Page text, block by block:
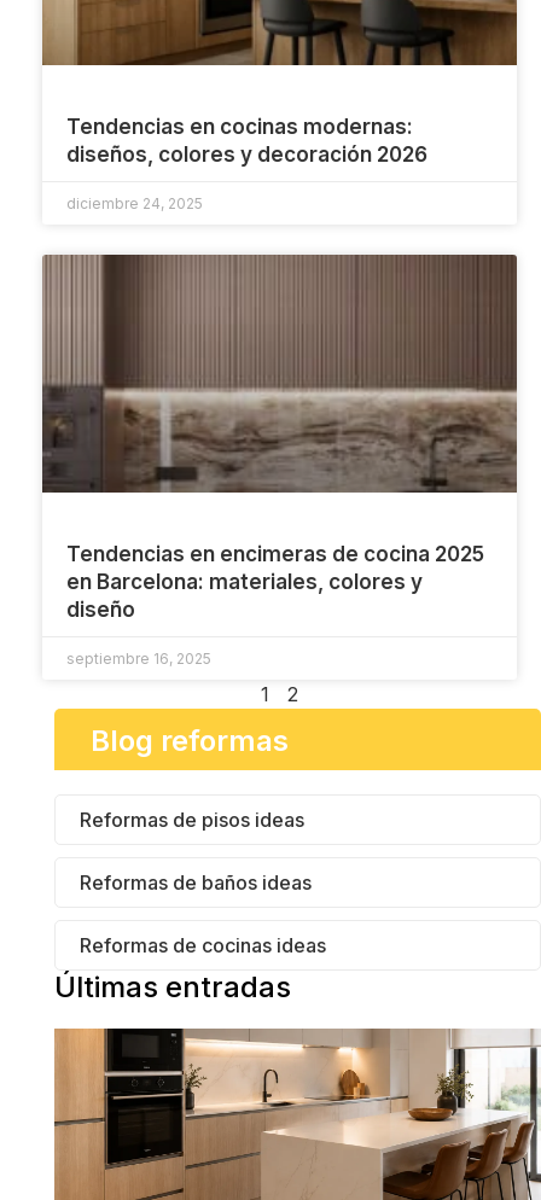
Tendencias en cocinas modernas:
diseños, colores y decoración 2026
diciembre 24, 2025
Tendencias en encimeras de cocina 2025
en Barcelona: materiales, colores y
diseño
septiembre 16, 2025
1 2
Blog reformas
Reformas de pisos ideas
Reformas de baños ideas
Reformas de cocinas ideas
Últimas entradas